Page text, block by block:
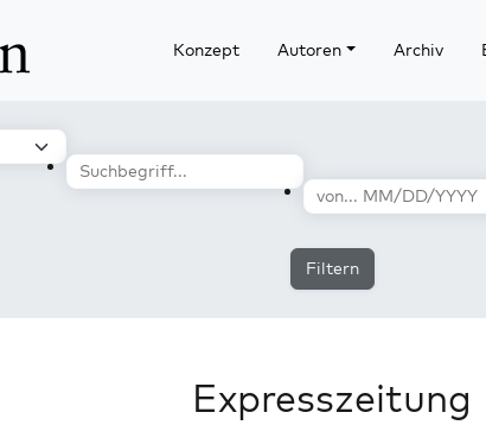
Konzept Autoren Archiv
Filtern
Expresszeitung